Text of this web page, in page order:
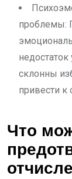
проблемы:
склонны
привести к
Что